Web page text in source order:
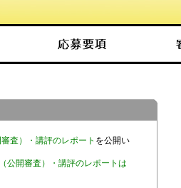
査）・講評のレポート を公開い
公開審査）・講評のレポートは